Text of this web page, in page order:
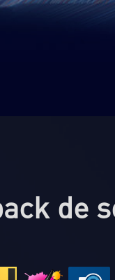
de